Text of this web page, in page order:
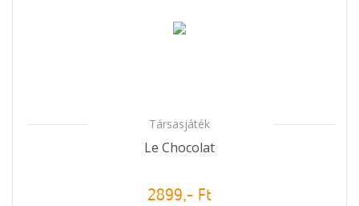
Társasjáték
Le Chocolat
2899,- Ft